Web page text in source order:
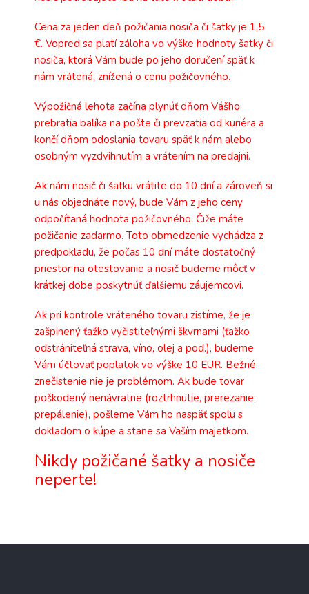
Cena za jeden deň požičania nosiča či šatky je 1,5
€. Vopred sa platí záloha vo výške hodnoty šatky či
nosiča, ktorá Vám bude po jeho doručení späť k
nám vrátená, znížená o cenu požičovného.
Výpožičná lehota začína plynúť dňom Vášho
prebratia balíka na pošte či prevzatia od kuriéra a
končí dňom odoslania tovaru späť k nám alebo
osobným vyzdvihnutím a vrátením na predajni.
Ak nám nosič či šatku vrátite do 10 dní a zároveň si
u nás objednáte nový, bude Vám z jeho ceny
odpočítaná hodnota požičovného. Čiže máte
požičanie zadarmo. Toto obmedzenie vychádza z
predpokladu, že počas 10 dní máte dostatočný
priestor na otestovanie a nosič budeme môcť v
krátkej dobe poskytnúť ďalšiemu záujemcovi.
Ak pri kontrole vráteného tovaru zistíme, že je
zašpinený ťažko vyčistiteľnými škvrnami (ťažko
odstrániteľná strava, víno, olej a pod.), budeme
Vám účtovať poplatok vo výške 10 EUR. Bežné
znečistenie nie je problémom. Ak bude tovar
poškodený nenávratne (roztrhnutie, prerezanie,
prepálenie), pošleme Vám ho naspäť spolu s
dokladom o kúpe a stane sa Vaším majetkom.
Nikdy požičané šatky a nosiče
neperte!